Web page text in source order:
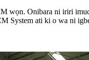
wọn. Onibara ni iriri
System ati ki o wa ni